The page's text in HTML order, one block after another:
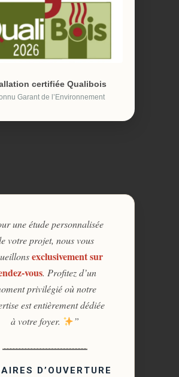
certifiée Qualibois
Garant de l’Environnement
une étude personnalisée
votre projet, nous vous
exclusivement sur
vous. Profitez d’un
privilégié où notre
est entièrement dédiée
à votre foyer.
”
D’OUVERTURE